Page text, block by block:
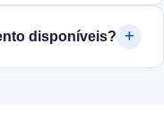
disponíveis?